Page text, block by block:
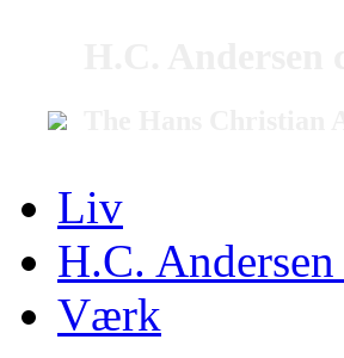
Liv
H.C.
Værk